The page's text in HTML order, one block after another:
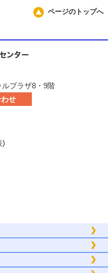
ページのトップへ
プラザ8・9階
せ
)